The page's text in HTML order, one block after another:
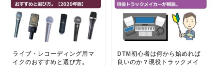
ライブ・レコーディング用マ
イクのおすすめと選び方。
DTM初心者は何から始めれば
良いのか？現役トラックメイ